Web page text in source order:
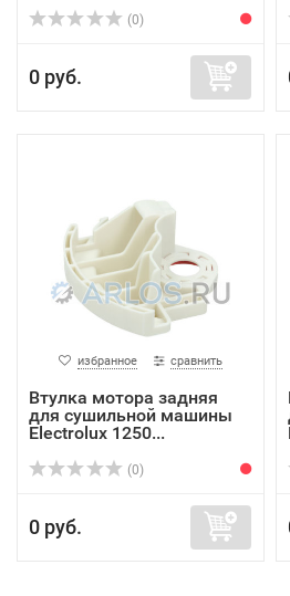
(0)
0 руб.
избранное сравнить
Втулка мотора задняя
для сушильной машины
Electrolux 1250...
(0)
0 руб.